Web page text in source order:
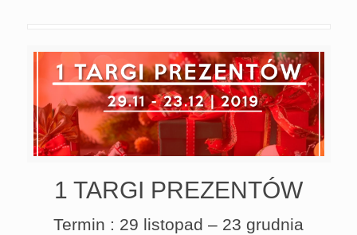
1 TARGI PREZENTÓW
Termin : 29 listopad – 23 grudnia